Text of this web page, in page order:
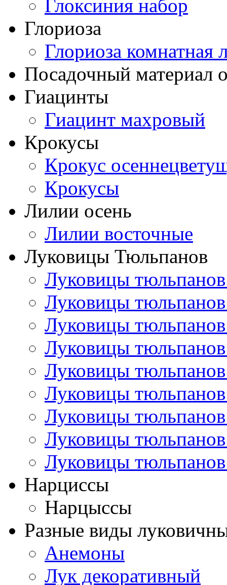
Глоксиния набор
Глориоза
Глориоза комнатная
Посадочный материал
Гиацинты
Гиацинт махровый
Крокусы
Крокус
Крокусы
Лилии осень
Лилии восточные
Луковицы Тюльпанов
Луковицы
Луковицы
Луковицы
Луковицы
Луковицы
Луковицы
Луковицы
Луковицы
Луковицы
Нарциссы
Нарцыссы
Разные виды
Анемоны
Лук декоративный